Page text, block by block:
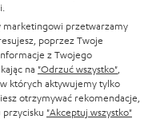
przetwarzamy
poprzez Twoje
z Twojego
na "Odrzuć wszystko"
których aktywujemy tylko
otrzymywać rekomendacje,
przycisku "Akceptuj wszystko"